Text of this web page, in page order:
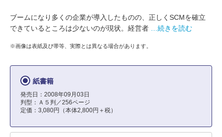
ブームになり多くの企業が導入したものの、正しくSCMを確立
できているところは少ないのが現状。経営者
…続きを読む
※画像は表紙及び帯等、実際とは異なる場合があります。
紙書籍
発売日：2008年09月03日
判型：Ａ５判／256ページ
定価：3,080円（本体2,800円＋税）